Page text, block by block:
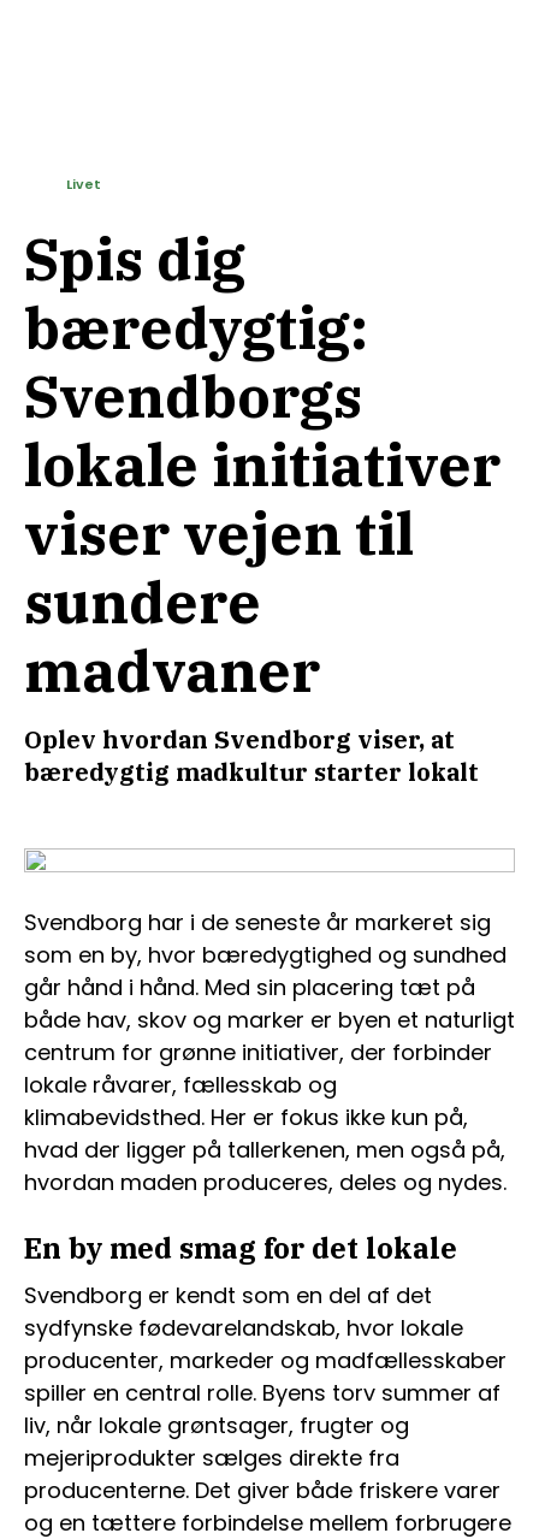
Spis dig
bæredygtig:
Svendborgs
lokale initiativer
viser vejen til
sundere
madvaner
Oplev hvordan Svendborg viser, at
bæredygtig madkultur starter lokalt
Livet
Svendborg har i de seneste år markeret sig
som en by, hvor bæredygtighed og sundhed
går hånd i hånd. Med sin placering tæt på
både hav, skov og marker er byen et naturligt
centrum for grønne initiativer, der forbinder
lokale råvarer, fællesskab og
klimabevidsthed. Her er fokus ikke kun på,
hvad der ligger på tallerkenen, men også på,
hvordan maden produceres, deles og nydes.
En by med smag for det lokale
Svendborg er kendt som en del af det
sydfynske fødevarelandskab, hvor lokale
producenter, markeder og madfællesskaber
spiller en central rolle. Byens torv summer af
liv, når lokale grøntsager, frugter og
mejeriprodukter sælges direkte fra
producenterne. Det giver både friskere varer
og en tættere forbindelse mellem forbrugere